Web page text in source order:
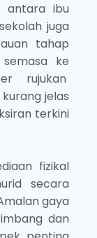
antara ibu
juga
tahap
ke
rujukan
jelas
terkini
fizikal
secara
gaya
dan